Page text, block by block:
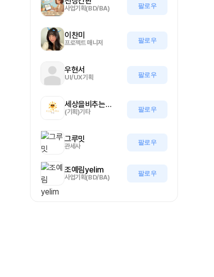
사업기획(BD/BA) 팔로우
이찬미
프로젝트 매니저 팔로우
우현서
UI/UX기획 팔로우
세상을비추는올기자
(기획)기타 팔로우
그루밋
관세사
팔로우
조예림yelim
사업기획(BD/BA)
팔로우